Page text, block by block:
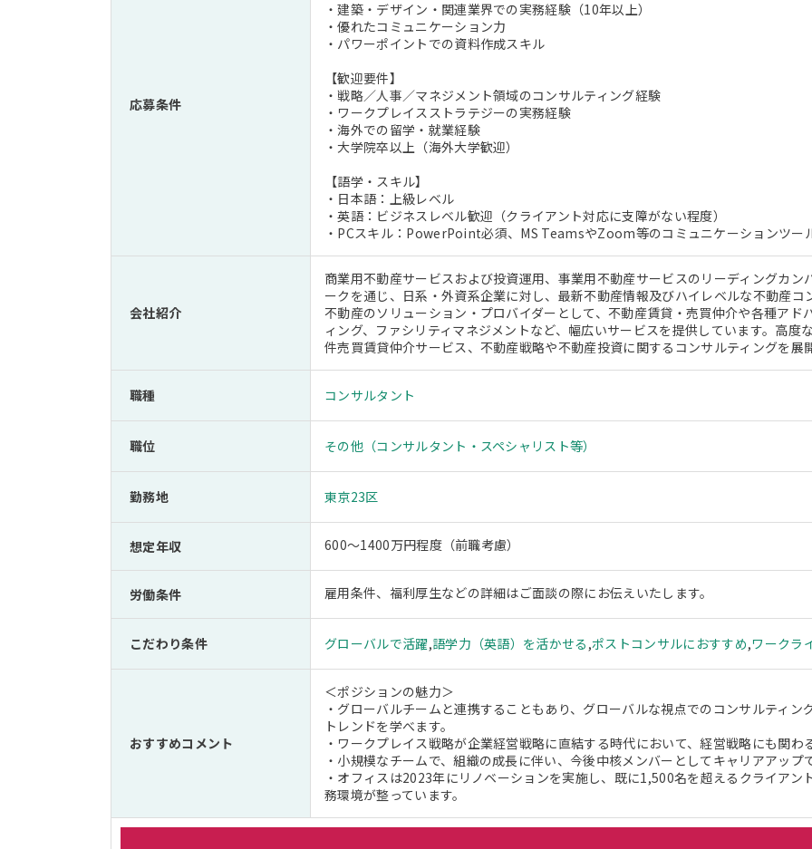
応募条件
・建築・デザイン・関連業界での実務経験（10年以上）
・優れたコミュニケーション力
・パワーポイントでの資料作成スキル
【歓迎要件】
・戦略／人事／マネジメント領域のコンサルティング経験
・ワークプレイスストラテジーの実務経験
・海外での留学・就業経験
・大学院卒以上（海外大学歓迎）
【語学・スキル】
・日本語：上級レベル
・英語：ビジネスレベル歓迎（クライアント対応に支障がない程度）
・PCスキル：PowerPoint必須、MS TeamsやZoom等のコミュニケーションツー
会社紹介
商業用不動産サービスおよび投資運用、事業用不動産サービスのリーディングカン
ークを通じ、日系・外資系企業に対し、最新不動産情報及びハイレベルな不動産
不動産のソリューション・プロバイダーとして、不動産賃貸・売買仲介や各種ア
ィング、ファシリティマネジメントなど、幅広いサービスを提供しています。高
件売買賃貸仲介サービス、不動産戦略や不動産投資に関するコンサルティングを展
職種 コンサルタント
職位 その他（コンサルタント・スペシャリスト等）
勤務地 東京23区
想定年収 600～1400万円程度（前職考慮）
労働条件 雇用条件、福利厚生などの詳細はご面談の際にお伝えいたします。
こだわり条件 グローバルで活躍,語学力（英語）を活かせる ,ポストコンサルにおすすめ,ワークラ
おすすめコメント
＜ポジションの魅力＞
・グローバルチームと連携することもあり、グローバルな視点でのコンサルティ
トレンドを学べます。
・ワークプレイス戦略が企業経営戦略に直結する時代において、経営戦略にも関わ
・小規模なチームで、組織の成長に伴い、今後中核メンバーとしてキャリアアップ
・オフィスは2023年にリノベーションを実施し、既に1,500名を超えるクライア
務環境が整っています。